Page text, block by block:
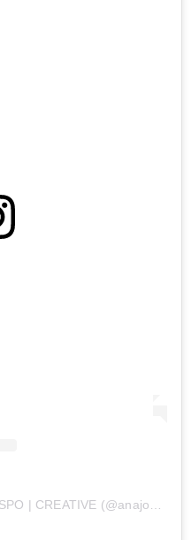
A post shared by FASHION | INSPO | CREATIVE (@anajohnson)